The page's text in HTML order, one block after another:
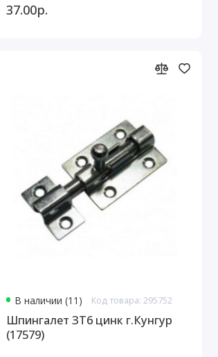
37.00р.
В наличии (11) Код товара: 295752
Шпингалет ЗТ6 цинк г.Кунгур
(17579)